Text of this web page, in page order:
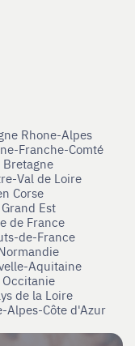
Rhone-Alpes
Franche-Comté
Val de Loire
Corse
Est
de France
de-France
Aquitaine
de la Loire
Alpes-Côte d'Azur